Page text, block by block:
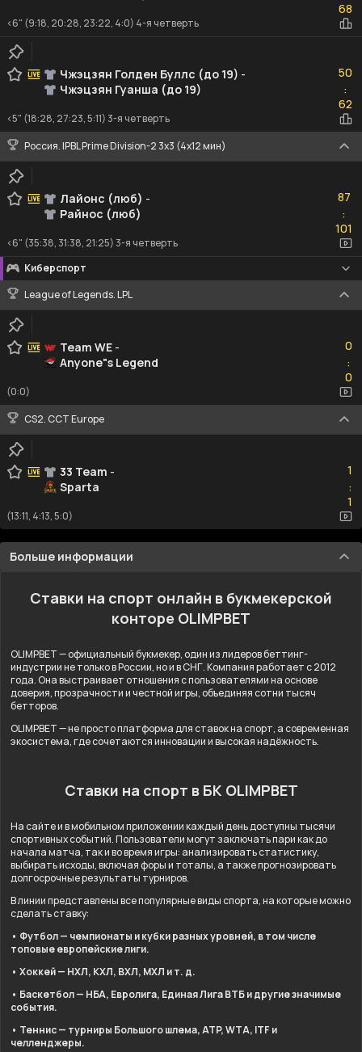
68
<6" (9:18, 20:28, 23:22, 4:0) 4-я четверть
Чжэцзян Голден Буллс (до 19) -
Чжэцзян Гуанша (до 19)
50
:62
62
<5" (18:28, 27:23, 5:11) 3-я четверть
Россия. IPBL Prime Division-2 3x3 (4x12 мин)
Лайонс (люб) -
Райнос (люб)
87
:101
101
<6" (35:38, 31:38, 21:25) 3-я четверть
Киберспорт
League of Legends. LPL
Team WE -
Anyone"s Legend
0
:0
0
(0:0)
CS2. CCT Europe
33 Team -
Sparta
1
:1
1
(13:11, 4:13, 5:0)
Больше информации
Ставки на спорт онлайн в букмекерской
конторе OLIMPBET
OLIMPBET — официальный букмекер, один из лидеров беттинг-
индустрии не только в России, но и в СНГ. Компания работает с 2012
года. Она выстраивает отношения с пользователями на основе
доверия, прозрачности и честной игры, объединяя сотни тысяч
бетторов.
OLIMPBET — не просто платформа для ставок на спорт, а современная
экосистема, где сочетаются инновации и высокая надёжность.
Ставки на спорт в БК OLIMPBET
На сайте и в мобильном приложении каждый день доступны тысячи
спортивных событий. Пользователи могут заключать пари как до
начала матча, так и во время игры: анализировать статистику,
выбирать исходы, включая форы и тоталы, а также прогнозировать
долгосрочные результаты турниров.
В линии представлены все популярные виды спорта, на которые можно
сделать ставку:
• Футбол — чемпионаты и кубки разных уровней, в том числе
топовые европейские лиги.
• Хоккей — НХЛ, КХЛ, ВХЛ, МХЛ и т. д.
• Баскетбол — НБА, Евролига, Единая Лига ВТБ и другие значимые
события.
• Теннис — турниры Большого шлема, ATP, WTA, ITF и
челленджеры.